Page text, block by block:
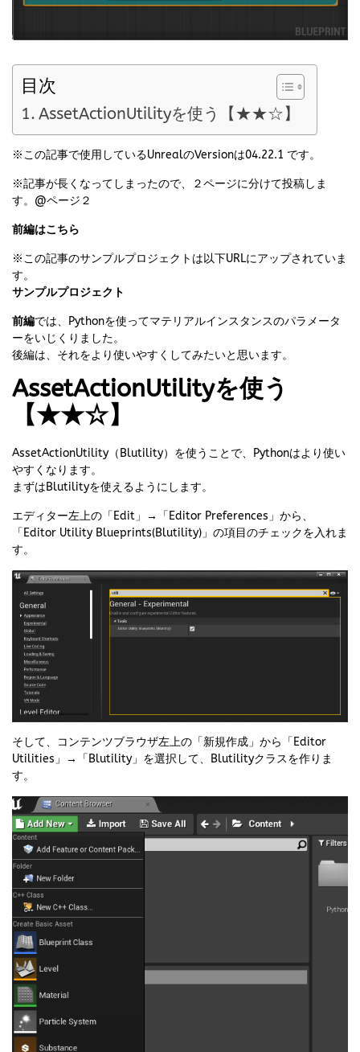
目次
AssetActionUtilityを使う【★★☆】
※この記事で使用しているUnrealのVersionは04.22.1 です。
※記事が長くなってしまったので、２ページに分けて投稿しま
す。@ページ２
前編はこちら
※この記事のサンプルプロジェクトは以下URLにアップされていま
す。
サンプルプロジェクト
前編では、Pythonを使ってマテリアルインスタンスのパラメータ
ーをいじくりました。
後編は、それをより使いやすくしてみたいと思います。
AssetActionUtilityを使う
【★★☆】
AssetActionUtility（Blutility）を使うことで、Pythonはより使い
やすくなります。
まずはBlutilityを使えるようにします。
エディター左上の「Edit」→「Editor Preferences」から、
「Editor Utility Blueprints(Blutility)」の項目のチェックを入れま
す。
そして、コンテンツブラウザ左上の「新規作成」から「Editor
Utilities」→「Blutility」を選択して、Blutilityクラスを作りま
す。